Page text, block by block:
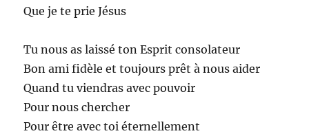
Que je te prie Jésus
Tu nous as laissé ton Esprit consolateur
Bon ami fidèle et toujours prêt à nous aider
Quand tu viendras avec pouvoir
Pour nous chercher
Pour être avec toi éternellement